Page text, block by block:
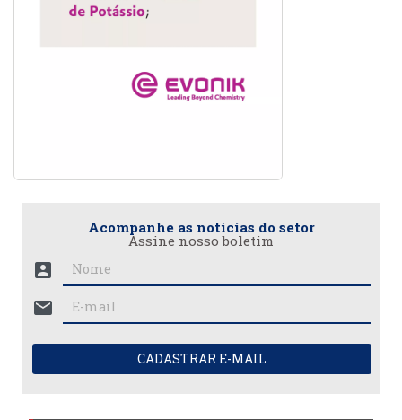
Acompanhe as notícias do setor
Assine nosso boletim
account_box
mail
CADASTRAR E-MAIL